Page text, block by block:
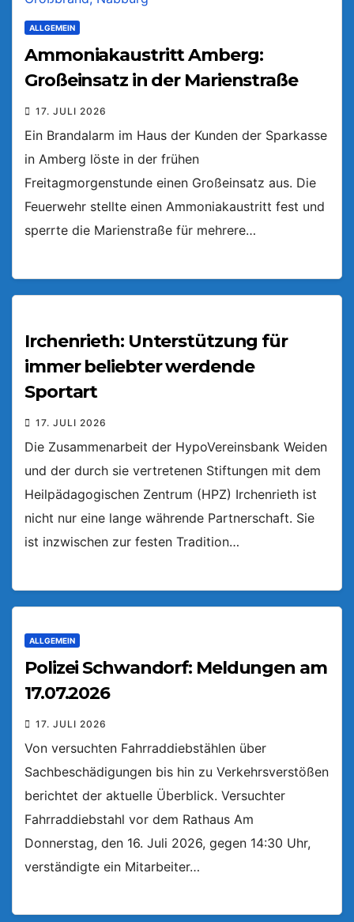
ALLGEMEIN
Ammoniakaustritt Amberg:
Großeinsatz in der Marienstraße
17. JULI 2026
Ein Brandalarm im Haus der Kunden der Sparkasse
in Amberg löste in der frühen
Freitagmorgenstunde einen Großeinsatz aus. Die
Feuerwehr stellte einen Ammoniakaustritt fest und
sperrte die Marienstraße für mehrere…
Irchenrieth: Unterstützung für
immer beliebter werdende
Sportart
17. JULI 2026
Die Zusammenarbeit der HypoVereinsbank Weiden
und der durch sie vertretenen Stiftungen mit dem
Heilpädagogischen Zentrum (HPZ) Irchenrieth ist
nicht nur eine lange währende Partnerschaft. Sie
ist inzwischen zur festen Tradition…
ALLGEMEIN
Polizei Schwandorf: Meldungen am
17.07.2026
17. JULI 2026
Von versuchten Fahrraddiebstählen über
Sachbeschädigungen bis hin zu Verkehrsverstößen
berichtet der aktuelle Überblick. Versuchter
Fahrraddiebstahl vor dem Rathaus Am
Donnerstag, den 16. Juli 2026, gegen 14:30 Uhr,
verständigte ein Mitarbeiter…